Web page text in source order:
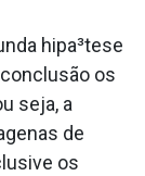
hipa³tese
os
seja, a
de
os